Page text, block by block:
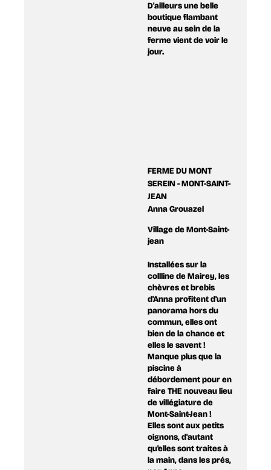
D'ailleurs une belle
boutique flambant
neuve au sein de la
ferme vient de voir le
jour.
FERME DU MONT
SEREIN - MONT-SAINT-
JEAN
Anna Grouazel
Village de Mont-Saint-
jean
Installées sur la
collline de Mairey, les
chèvres et brebis
d'Anna profitent d'un
panorama hors du
commun, elles ont
bien de la chance et
elles le savent !
Manque plus que la
piscine à
débordement pour en
faire THE nouveau lieu
de villégiature de
Mont-Saint-Jean !
Elles sont aux petits
oignons, d'autant
qu'elles sont traites à
la main, dans les prés,